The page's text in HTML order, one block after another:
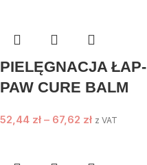
PIELĘGNACJA ŁAP-
PAW CURE BALM
52,44 zł – 67,62 zł z VAT